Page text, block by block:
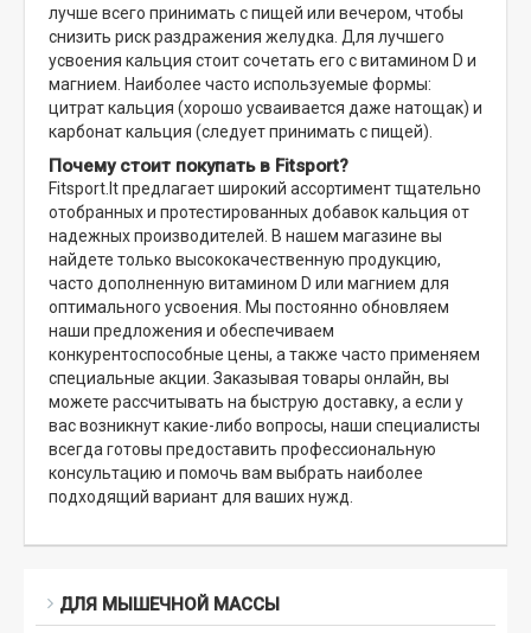
лучше всего принимать с пищей или вечером, чтобы
снизить риск раздражения желудка. Для лучшего
усвоения кальция стоит сочетать его с витамином D и
магнием. Наиболее часто используемые формы:
цитрат кальция (хорошо усваивается даже натощак) и
карбонат кальция (следует принимать с пищей).
Почему стоит покупать в Fitsport?
Fitsport.lt предлагает широкий ассортимент тщательно
отобранных и протестированных добавок кальция от
надежных производителей. В нашем магазине вы
найдете только высококачественную продукцию,
часто дополненную витамином D или магнием для
оптимального усвоения. Мы постоянно обновляем
наши предложения и обеспечиваем
конкурентоспособные цены, а также часто применяем
специальные акции. Заказывая товары онлайн, вы
можете рассчитывать на быструю доставку, а если у
вас возникнут какие-либо вопросы, наши специалисты
всегда готовы предоставить профессиональную
консультацию и помочь вам выбрать наиболее
подходящий вариант для ваших нужд.
ДЛЯ МЫШЕЧНОЙ МАССЫ